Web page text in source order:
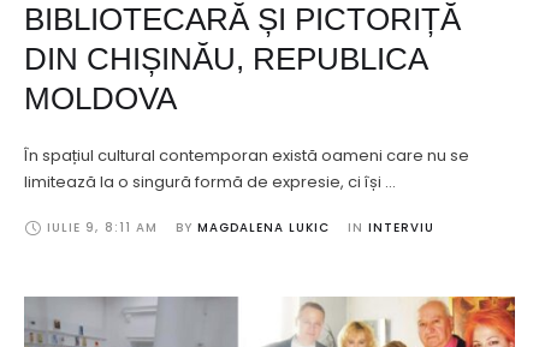
BIBLIOTECARĂ ȘI PICTORIȚĂ
DIN CHIȘINĂU, REPUBLICA
MOLDOVA
În spațiul cultural contemporan există oameni care nu se
limitează la o singură formă de expresie, ci își …
IULIE 9, 8:11 AM BY MAGDALENA LUKIC IN INTERVIU